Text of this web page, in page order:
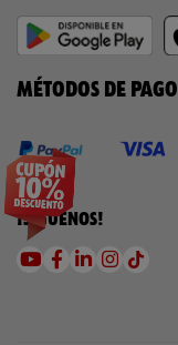
MÉTODOS DE PAGO
¡SÍGUENOS!